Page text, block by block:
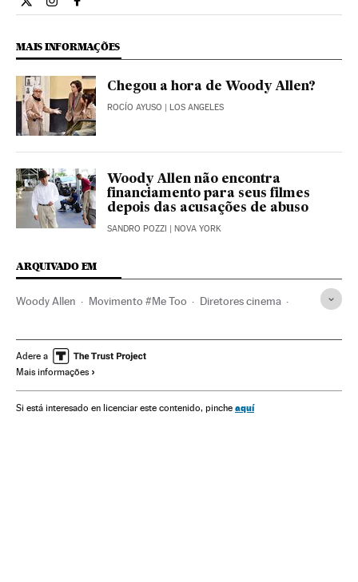
Cultura El País Brasil en Twitter
Cultura El País Brasil en Instagram
Cultura El País Brasil en Facebook
MAIS INFORMAÇÕES
Chegou a hora de Woody Allen?
ROCÍO AYUSO | LOS ANGELES
Woody Allen não encontra
financiamento para seus filmes
depois das acusações de abuso
SANDRO POZZI | NOVA YORK
ARQUIVADO EM
Woody Allen Movimento #Me Too Diretores cinema
Movimentos sociais Mulheres
Adere a
Mais informações
Si está interesado en licenciar este contenido, pinche aquí